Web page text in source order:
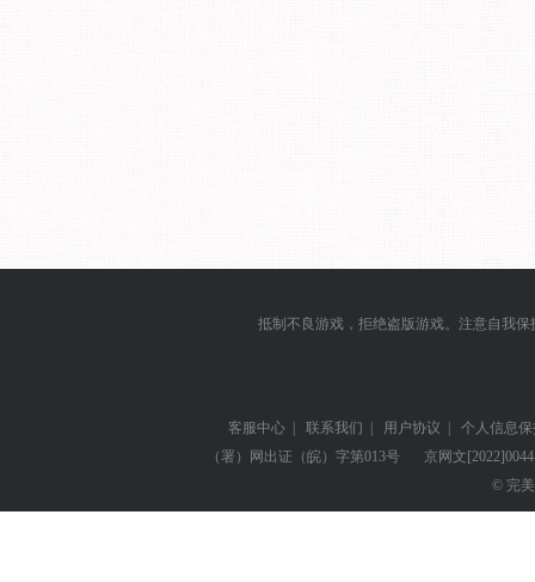
抵制不良游戏，拒绝盗版游戏。注意自我
客服中心 | 联系我们 | 用户协议 |
个人信息
（署）网出证（皖）字第013号
京网文
© 完美